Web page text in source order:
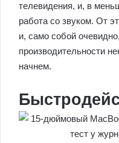
телевидения, и, в
работа со звуком. От
и, само собой
производительности
начнем.